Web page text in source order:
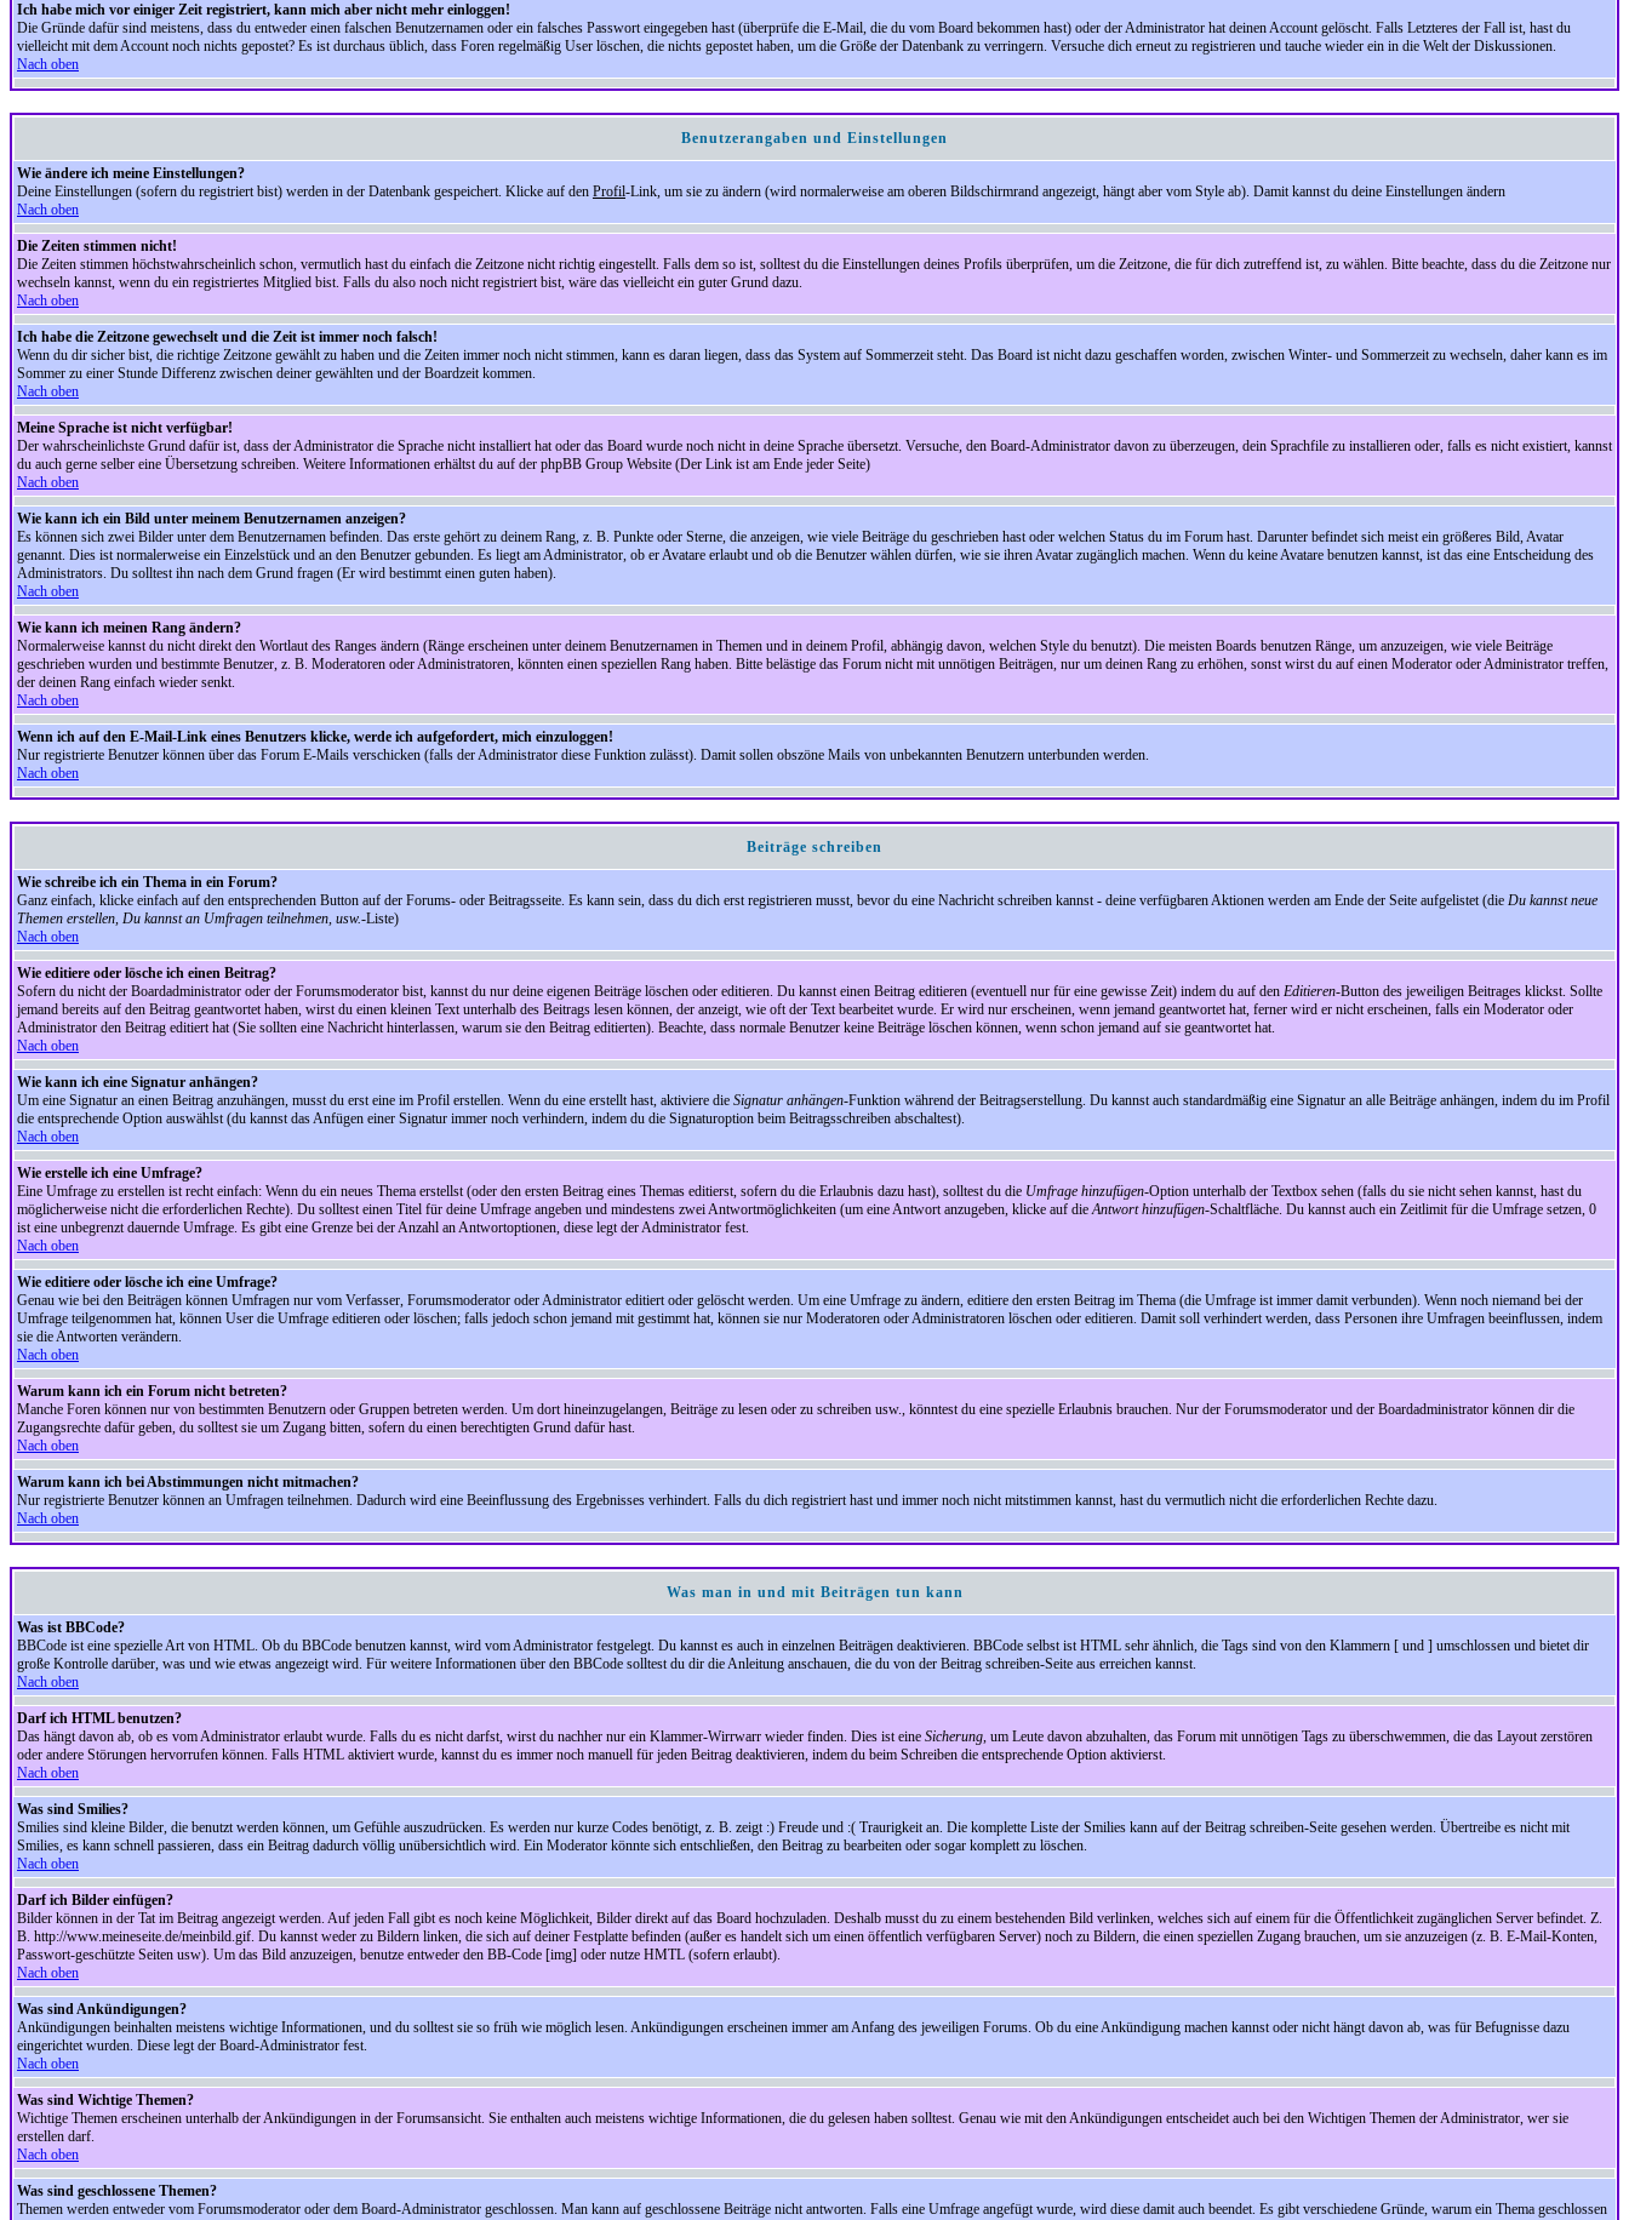
Ich habe mich vor einiger Zeit registriert, kann mich aber nicht mehr einloggen!
Die Gründe dafür sind meistens, dass du entweder einen falschen Benutzernamen oder ein falsches Passwort eingegeben hast (überprüfe die E-Mail, die du vom Board bekommen hast) oder der Administrator hat deinen Account gelöscht. Falls Letzteres der Fall ist, hast du
vielleicht mit dem Account noch nichts gepostet? Es ist durchaus üblich, dass Foren regelmäßig User löschen, die nichts gepostet haben, um die Größe der Datenbank zu verringern. Versuche dich erneut zu registrieren und tauche wieder ein in die Welt der Diskussionen.
Nach oben
Benutzerangaben und Einstellungen
Wie ändere ich meine Einstellungen?
Deine Einstellungen (sofern du registriert bist) werden in der Datenbank gespeichert. Klicke auf den Profil-Link, um sie zu ändern (wird normalerweise am oberen Bildschirmrand angezeigt, hängt aber vom Style ab). Damit kannst du deine Einstellungen ändern
Nach oben
Die Zeiten stimmen nicht!
Die Zeiten stimmen höchstwahrscheinlich schon, vermutlich hast du einfach die Zeitzone nicht richtig eingestellt. Falls dem so ist, solltest du die Einstellungen deines Profils überprüfen, um die Zeitzone, die für dich zutreffend ist, zu wählen. Bitte beachte, dass du die Zeitzone nur
wechseln kannst, wenn du ein registriertes Mitglied bist. Falls du also noch nicht registriert bist, wäre das vielleicht ein guter Grund dazu.
Nach oben
Ich habe die Zeitzone gewechselt und die Zeit ist immer noch falsch!
Wenn du dir sicher bist, die richtige Zeitzone gewählt zu haben und die Zeiten immer noch nicht stimmen, kann es daran liegen, dass das System auf Sommerzeit steht. Das Board ist nicht dazu geschaffen worden, zwischen Winter- und Sommerzeit zu wechseln, daher kann es im
Sommer zu einer Stunde Differenz zwischen deiner gewählten und der Boardzeit kommen.
Nach oben
Meine Sprache ist nicht verfügbar!
Der wahrscheinlichste Grund dafür ist, dass der Administrator die Sprache nicht installiert hat oder das Board wurde noch nicht in deine Sprache übersetzt. Versuche, den Board-Administrator davon zu überzeugen, dein Sprachfile zu installieren oder, falls es nicht existiert, kannst
du auch gerne selber eine Übersetzung schreiben. Weitere Informationen erhältst du auf der phpBB Group Website (Der Link ist am Ende jeder Seite)
Nach oben
Wie kann ich ein Bild unter meinem Benutzernamen anzeigen?
Es können sich zwei Bilder unter dem Benutzernamen befinden. Das erste gehört zu deinem Rang, z. B. Punkte oder Sterne, die anzeigen, wie viele Beiträge du geschrieben hast oder welchen Status du im Forum hast. Darunter befindet sich meist ein größeres Bild, Avatar
genannt. Dies ist normalerweise ein Einzelstück und an den Benutzer gebunden. Es liegt am Administrator, ob er Avatare erlaubt und ob die Benutzer wählen dürfen, wie sie ihren Avatar zugänglich machen. Wenn du keine Avatare benutzen kannst, ist das eine Entscheidung des
Administrators. Du solltest ihn nach dem Grund fragen (Er wird bestimmt einen guten haben).
Nach oben
Wie kann ich meinen Rang ändern?
Normalerweise kannst du nicht direkt den Wortlaut des Ranges ändern (Ränge erscheinen unter deinem Benutzernamen in Themen und in deinem Profil, abhängig davon, welchen Style du benutzt). Die meisten Boards benutzen Ränge, um anzuzeigen, wie viele Beiträge
geschrieben wurden und bestimmte Benutzer, z. B. Moderatoren oder Administratoren, könnten einen speziellen Rang haben. Bitte belästige das Forum nicht mit unnötigen Beiträgen, nur um deinen Rang zu erhöhen, sonst wirst du auf einen Moderator oder Administrator treffen,
der deinen Rang einfach wieder senkt.
Nach oben
Wenn ich auf den E-Mail-Link eines Benutzers klicke, werde ich aufgefordert, mich einzuloggen!
Nur registrierte Benutzer können über das Forum E-Mails verschicken (falls der Administrator diese Funktion zulässt). Damit sollen obszöne Mails von unbekannten Benutzern unterbunden werden.
Nach oben
Beiträge schreiben
Wie schreibe ich ein Thema in ein Forum?
Ganz einfach, klicke einfach auf den entsprechenden Button auf der Forums- oder Beitragsseite. Es kann sein, dass du dich erst registrieren musst, bevor du eine Nachricht schreiben kannst - deine verfügbaren Aktionen werden am Ende der Seite aufgelistet (die Du kannst neue
Themen erstellen, Du kannst an Umfragen teilnehmen, usw.-Liste)
Nach oben
Wie editiere oder lösche ich einen Beitrag?
Sofern du nicht der Boardadministrator oder der Forumsmoderator bist, kannst du nur deine eigenen Beiträge löschen oder editieren. Du kannst einen Beitrag editieren (eventuell nur für eine gewisse Zeit) indem du auf den Editieren-Button des jeweiligen Beitrages klickst. Sollte
jemand bereits auf den Beitrag geantwortet haben, wirst du einen kleinen Text unterhalb des Beitrags lesen können, der anzeigt, wie oft der Text bearbeitet wurde. Er wird nur erscheinen, wenn jemand geantwortet hat, ferner wird er nicht erscheinen, falls ein Moderator oder
Administrator den Beitrag editiert hat (Sie sollten eine Nachricht hinterlassen, warum sie den Beitrag editierten). Beachte, dass normale Benutzer keine Beiträge löschen können, wenn schon jemand auf sie geantwortet hat.
Nach oben
Wie kann ich eine Signatur anhängen?
Um eine Signatur an einen Beitrag anzuhängen, musst du erst eine im Profil erstellen. Wenn du eine erstellt hast, aktiviere die Signatur anhängen-Funktion während der Beitragserstellung. Du kannst auch standardmäßig eine Signatur an alle Beiträge anhängen, indem du im Profil
die entsprechende Option auswählst (du kannst das Anfügen einer Signatur immer noch verhindern, indem du die Signaturoption beim Beitragsschreiben abschaltest).
Nach oben
Wie erstelle ich eine Umfrage?
Eine Umfrage zu erstellen ist recht einfach: Wenn du ein neues Thema erstellst (oder den ersten Beitrag eines Themas editierst, sofern du die Erlaubnis dazu hast), solltest du die Umfrage hinzufügen-Option unterhalb der Textbox sehen (falls du sie nicht sehen kannst, hast du
möglicherweise nicht die erforderlichen Rechte). Du solltest einen Titel für deine Umfrage angeben und mindestens zwei Antwortmöglichkeiten (um eine Antwort anzugeben, klicke auf dieAntwort hinzufügen-Schaltfläche. Du kannst auch ein Zeitlimit für die Umfrage setzen, 0
ist eine unbegrenzt dauernde Umfrage. Es gibt eine Grenze bei der Anzahl an Antwortoptionen, diese legt der Administrator fest.
Nach oben
Wie editiere oder lösche ich eine Umfrage?
Genau wie bei den Beiträgen können Umfragen nur vom Verfasser, Forumsmoderator oder Administrator editiert oder gelöscht werden. Um eine Umfrage zu ändern, editiere den ersten Beitrag im Thema (die Umfrage ist immer damit verbunden). Wenn noch niemand bei der
Umfrage teilgenommen hat, können User die Umfrage editieren oder löschen; falls jedoch schon jemand mit gestimmt hat, können sie nur Moderatoren oder Administratoren löschen oder editieren. Damit soll verhindert werden, dass Personen ihre Umfragen beeinflussen, indem
sie die Antworten verändern.
Nach oben
Warum kann ich ein Forum nicht betreten?
Manche Foren können nur von bestimmten Benutzern oder Gruppen betreten werden. Um dort hineinzugelangen, Beiträge zu lesen oder zu schreiben usw., könntest du eine spezielle Erlaubnis brauchen. Nur der Forumsmoderator und der Boardadministrator können dir die
Zugangsrechte dafür geben, du solltest sie um Zugang bitten, sofern du einen berechtigten Grund dafür hast.
Nach oben
Warum kann ich bei Abstimmungen nicht mitmachen?
Nur registrierte Benutzer können an Umfragen teilnehmen. Dadurch wird eine Beeinflussung des Ergebnisses verhindert. Falls du dich registriert hast und immer noch nicht mitstimmen kannst, hast du vermutlich nicht die erforderlichen Rechte dazu.
Nach oben
Was man in und mit Beiträgen tun kann
Was ist BBCode?
BBCode ist eine spezielle Art von HTML. Ob du BBCode benutzen kannst, wird vom Administrator festgelegt. Du kannst es auch in einzelnen Beiträgen deaktivieren. BBCode selbst ist HTML sehr ähnlich, die Tags sind von den Klammern [ und ] umschlossen und bietet dir
große Kontrolle darüber, was und wie etwas angezeigt wird. Für weitere Informationen über den BBCode solltest du dir die Anleitung anschauen, die du von der Beitrag schreiben-Seite aus erreichen kannst.
Nach oben
Darf ich HTML benutzen?
Das hängt davon ab, ob es vom Administrator erlaubt wurde. Falls du es nicht darfst, wirst du nachher nur ein Klammer-Wirrwarr wieder finden. Dies ist eine Sicherung, um Leute davon abzuhalten, das Forum mit unnötigen Tags zu überschwemmen, die das Layout zerstören
oder andere Störungen hervorrufen können. Falls HTML aktiviert wurde, kannst du es immer noch manuell für jeden Beitrag deaktivieren, indem du beim Schreiben die entsprechende Option aktivierst.
Nach oben
Was sind Smilies?
Smilies sind kleine Bilder, die benutzt werden können, um Gefühle auszudrücken. Es werden nur kurze Codes benötigt, z. B. zeigt :) Freude und :( Traurigkeit an. Die komplette Liste der Smilies kann auf der Beitrag schreiben-Seite gesehen werden. Übertreibe es nicht mit
Smilies, es kann schnell passieren, dass ein Beitrag dadurch völlig unübersichtlich wird. Ein Moderator könnte sich entschließen, den Beitrag zu bearbeiten oder sogar komplett zu löschen.
Nach oben
Darf ich Bilder einfügen?
Bilder können in der Tat im Beitrag angezeigt werden. Auf jeden Fall gibt es noch keine Möglichkeit, Bilder direkt auf das Board hochzuladen. Deshalb musst du zu einem bestehenden Bild verlinken, welches sich auf einem für die Öffentlichkeit zugänglichen Server befindet. Z.
B. http://www.meineseite.de/meinbild.gif. Du kannst weder zu Bildern linken, die sich auf deiner Festplatte befinden (außer es handelt sich um einen öffentlich verfügbaren Server) noch zu Bildern, die einen speziellen Zugang brauchen, um sie anzuzeigen (z. B. E-Mail-Konten,
Passwort-geschützte Seiten usw). Um das Bild anzuzeigen, benutze entweder den BB-Code [img] oder nutze HMTL (sofern erlaubt).
Nach oben
Was sind Ankündigungen?
Ankündigungen beinhalten meistens wichtige Informationen, und du solltest sie so früh wie möglich lesen. Ankündigungen erscheinen immer am Anfang des jeweiligen Forums. Ob du eine Ankündigung machen kannst oder nicht hängt davon ab, was für Befugnisse dazu
eingerichtet wurden. Diese legt der Board-Administrator fest.
Nach oben
Was sind Wichtige Themen?
Wichtige Themen erscheinen unterhalb der Ankündigungen in der Forumsansicht. Sie enthalten auch meistens wichtige Informationen, die du gelesen haben solltest. Genau wie mit den Ankündigungen entscheidet auch bei den Wichtigen Themen der Administrator, wer sie
erstellen darf.
Nach oben
Was sind geschlossene Themen?
Themen werden entweder vom Forumsmoderator oder dem Board-Administrator geschlossen. Man kann auf geschlossene Beiträge nicht antworten. Falls eine Umfrage angefügt wurde, wird diese damit auch beendet. Es gibt verschiedene Gründe, warum ein Thema geschlossen